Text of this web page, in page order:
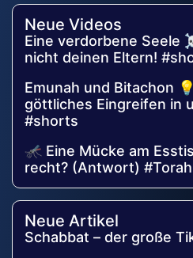
Neue Videos
Eine verdorbene Seele
nicht deinen Eltern!
Emunah und Bitachon
göttliches Eingreifen in
#shorts
🦟 Eine Mücke am
recht? (Antwort)
Neue Artikel
Schabbat – der große